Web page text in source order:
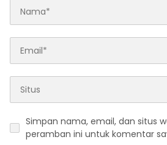
Simpan nama, email, dan situs
peramban ini untuk komentar